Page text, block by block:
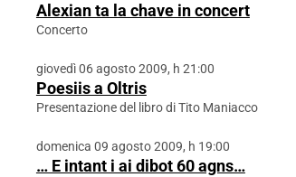
Alexian ta la chave in concert
Concerto
giovedì 06 agosto 2009, h 21:00
Poesiis a Oltris
Presentazione del libro di Tito Maniacco
domenica 09 agosto 2009, h 19:00
… E intant i ai dibot 60 agns…